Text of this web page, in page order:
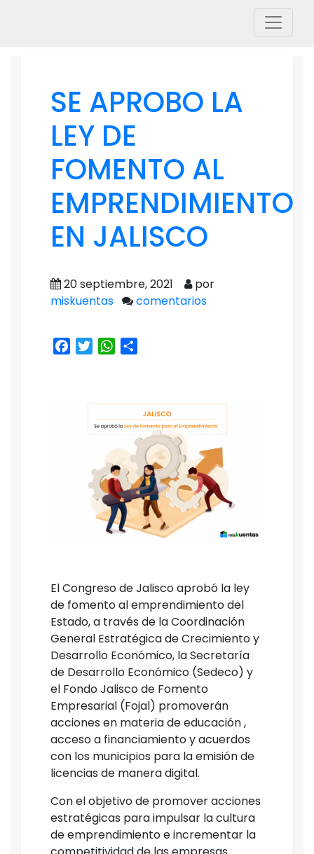
SE APROBO LA
LEY DE
FOMENTO AL
EMPRENDIMIENTO
EN JALISCO
20 septiembre, 2021
por
miskuentas
comentarios
Facebook
TwitterWhatsApp
El Congreso de Jalisco aprobó la ley
de fomento al emprendimiento del
Estado, a través de la Coordinación
General Estratégica de Crecimiento y
Desarrollo Económico, la Secretaría
de Desarrollo Económico (Sedeco) y
el Fondo Jalisco de Fomento
Empresarial (Fojal) promoverán
acciones en materia de educación ,
acceso a financiamiento y acuerdos
con los municipios para la emisión de
licencias de manera digital.
Con el objetivo de promover acciones
estratégicas para impulsar la cultura
de emprendimiento e incrementar la